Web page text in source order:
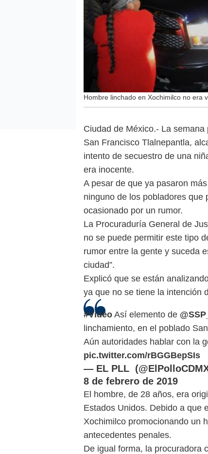
Hombre linchado en Xochimilco no era
Ciudad de México.- La
San Francisco Tlalnepantla,
intento de secuestro de una
era inocente.
A pesar de que ya pasaron
ninguno de los pobladores que
ocasionado por un rumor.
La Procuraduría General de
no se puede permitir este tipo
rumor entre la gente y suceda
ciudad”.
Explicó que se están
ya que no se tiene la intención
#Video Así elemento de
linchamiento, en el poblado
Aún autoridades hablar con la
pic.twitter.com/rBGGBepSIs
— EL PLL
8 de febrero de 2019
El hombre, de 28 años, era
Estados Unidos. Debido a que
Xochimilco promocionando un
antecedentes penales.
De igual forma, la procuradora